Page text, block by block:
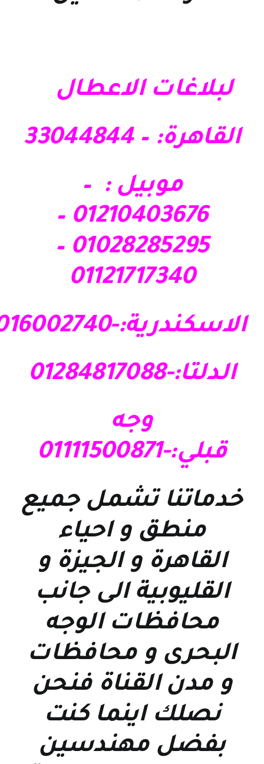
لبلاغات الاعطال
القاهرة: – 33044844
موبيل : –
01210403676 –
01028285295 –
01121717340
الاسكندرية:-01016002740
الدلتا:-01284817088
وجه
قبلي:-01111500871
خدماتنا تشمل جميع
منطق و احياء
القاهرة و الجيزة و
القليوبية الى جانب
محافظات الوجه
البحرى و محافظات
و مدن القناة فنحن
نصلك اينما كنت
بفضل مهندسين